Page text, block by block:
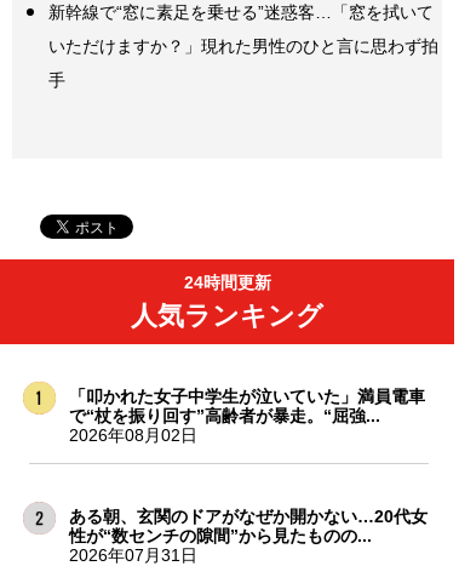
新幹線で“窓に素足を乗せる”迷惑客…「窓を拭いて
いただけますか？」現れた男性のひと言に思わず拍
手
24時間更新
人気ランキング
「叩かれた女子中学生が泣いていた」満員電車
で“杖を振り回す”高齢者が暴走。“屈強...
2026年08月02日
ある朝、玄関のドアがなぜか開かない…20代女
性が“数センチの隙間”から見たものの...
2026年07月31日